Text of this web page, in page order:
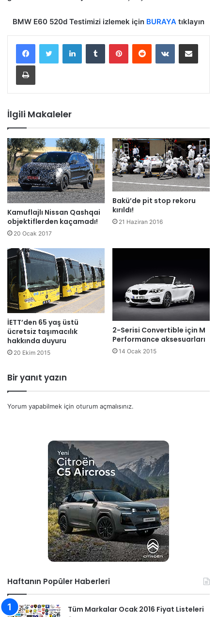
BMW E60 520d Testimizi izlemek için BURAYA tıklayın
İlgili Makaleler
Kamuflajlı Nissan Qashqai
objektiflerden kaçamadı!
20 Ocak 2017
Bakü’de pit stop rekoru
kırıldı!
21 Haziran 2016
İETT’den 65 yaş üstü
ücretsiz taşımacılık
hakkında duyuru
20 Ekim 2015
2-Serisi Convertible için M
Performance aksesuarları
14 Ocak 2015
Bir yanıt yazın
Yorum yapabilmek için oturum açmalısınız.
Haftanın Popüler Haberleri
Tüm Markalar Ocak 2016 Fiyat Listeleri